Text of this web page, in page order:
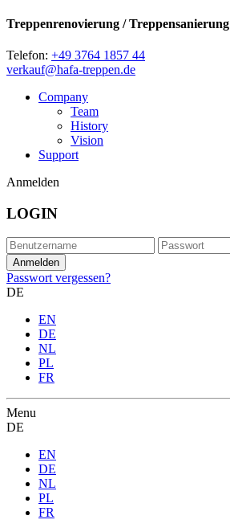
Treppenrenovierung / Treppensanierung
Telefon: +49 3764 1857 44
verkauf@hafa-treppen.de
Company
Team
History
Vision
Support
Anmelden
LOGIN
Passwort vergessen?
DE
EN
DE
NL
PL
FR
Menu
DE
EN
DE
NL
PL
FR